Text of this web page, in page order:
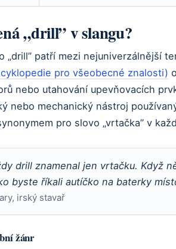
„drill” v slangu?
„drill” patří mezi nejuniverzálnější
pro všeobecné znalosti)
nebo utahování upevňovacích
nebo mechanický nástroj
pro slovo „vrtačka” v
drill znamenal jen vrtačku. Když
byste říkali autíčko na baterky
irský stavař
žánr